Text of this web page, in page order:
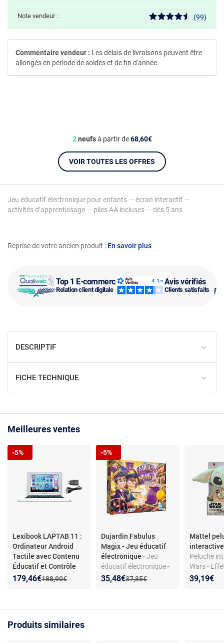
Top 1 E-commerce
Relation client digitale
Avis vérifiés
Clients satisfaits
Reprise de votre ancien produit : En savoir plus
Jeu éducatif électronique pour enfants — écran interactif —
activités d’apprentissage — piles AA incluses — dès 5 ans
Note vendeur : (99)
2neufsà partir de68,60€
VOIR TOUTES LES OFFRES
Commentaire vendeur : Les délais de livraisons peuvent être
allongés en période de soldes et de fin d'année.
DESCRIPTIF
FICHE TECHNIQUE
Meilleures ventes
Lexibook LAPTAB 11 :
Ordinateur Android
Tactile avec Contenu
Éducatif et Contrôle
Parental- Ordinateur
RAM 4 Go, LEXIBOOK
Ancien prix :
188,90€
Nouveau prix :
179,46€
Réduction de :
-5%
Dujardin Fabulus
Magix - Jeu éducatif
électronique- Jeu
éducatif électronique -
Apprentissage des
Ancien prix :
37,35€
Nouveau prix :
35,48€
Réduction de :
-5%
Mattel
Peluche
Wars -
39,19€
Produits similaires